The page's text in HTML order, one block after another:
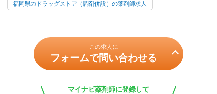
福岡県のドラッグストア（調剤併設）の薬剤師求人
この求人に
フォームで問い合わせる
マイナビ薬剤師に登録して